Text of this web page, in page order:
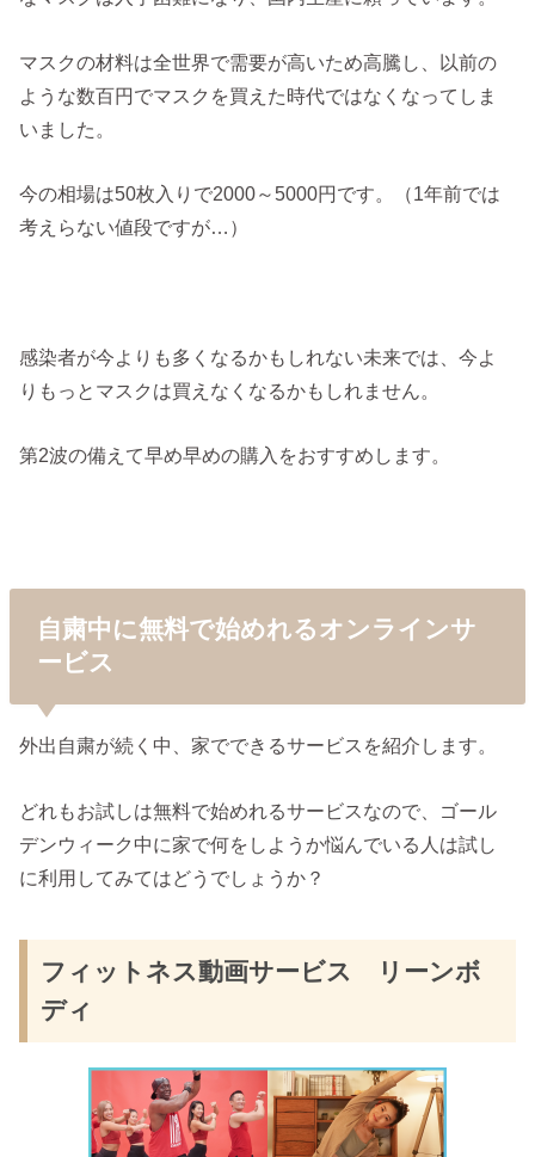
マスクの材料は全世界で需要が高いため高騰し、以前の
ような数百円でマスクを買えた時代ではなくなってしま
いました。
今の相場は50枚入りで2000～5000円です。（1年前では
考えらない値段ですが…）
感染者が今よりも多くなるかもしれない未来では、今よ
りもっとマスクは買えなくなるかもしれません。
第2波の備えて早め早めの購入をおすすめします。
自粛中に無料で始めれるオンラインサ
ービス
外出自粛が続く中、家でできるサービスを紹介します。
どれもお試しは無料で始めれるサービスなので、ゴール
デンウィーク中に家で何をしようか悩んでいる人は試し
に利用してみてはどうでしょうか？
フィットネス動画サービス リーンボ
ディ